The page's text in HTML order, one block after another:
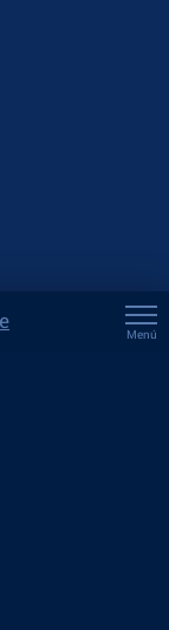
Menú